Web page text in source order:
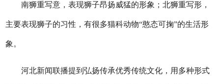
南狮重写意，表现狮子昂扬威猛的形象；北狮重写形，
主要表现狮子的习性，有很多猫科动物“憨态可掬”的生活形
象。
河北新闻联播提到弘扬传承优秀传统文化，用多种形式